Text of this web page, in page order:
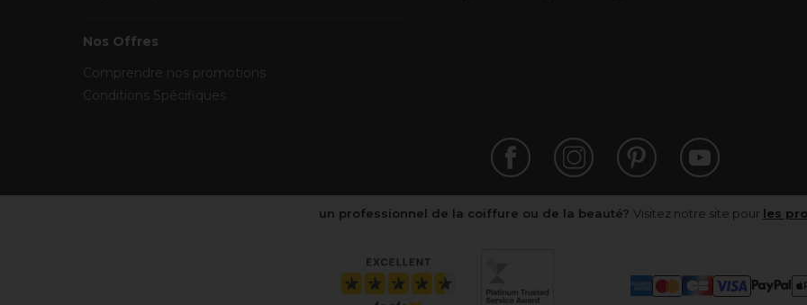
Nos Offres
Comprendre nos promotions
Conditions Spécifiques
un professionnel de la coiffure ou de la beauté? Visitez notre site pour les